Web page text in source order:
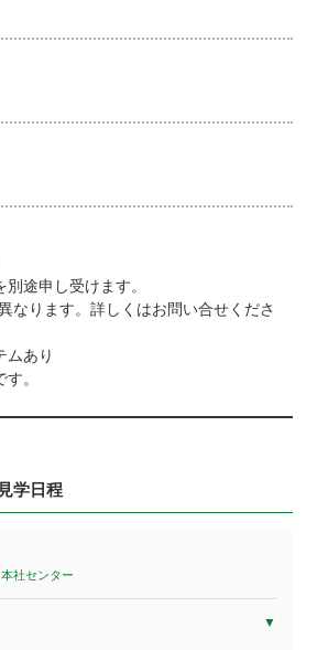
途申し受けます。
なります。詳しくはお問い合せくださ
ムあり
。
学日程
社センター